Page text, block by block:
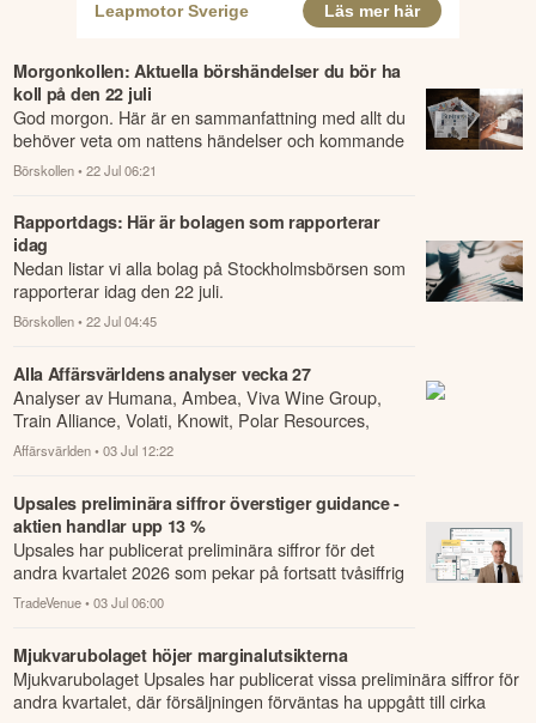
Morgonkollen: Aktuella börshändelser du bör ha
koll på den 22 juli
God morgon. Här är en sammanfattning med allt du
behöver veta om nattens händelser och kommande
dagens viktigaste händelser på börsen.
Börskollen • 22 Jul 06:21
Rapportdags: Här är bolagen som rapporterar
idag
Nedan listar vi alla bolag på Stockholmsbörsen som
rapporterar idag den 22 juli.
Börskollen • 22 Jul 04:45
Alla Affärsvärldens analyser vecka 27
Analyser av Humana, Ambea, Viva Wine Group,
Train Alliance, Volati, Knowit, Polar Resources,
Norion, Indutrade, Ellos, Devyser, Boliden och ...
Affärsvärlden • 03 Jul 12:22
Upsales preliminära siffror överstiger guidance -
aktien handlar upp 13 %
Upsales har publicerat preliminära siffror för det
andra kvartalet 2026 som pekar på fortsatt tvåsiffrig
tillväxt och en EBITDA-marginal öve...
TradeVenue • 03 Jul 06:00
Mjukvarubolaget höjer marginalutsikterna
Mjukvarubolaget Upsales har publicerat vissa preliminära siffror för
andra kvartalet, där försäljningen förväntas ha uppgått till cirka